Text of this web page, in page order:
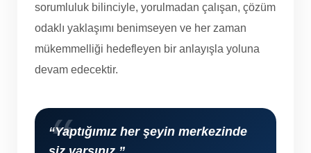
sorumluluk bilinciyle, yorulmadan çalışan, çözüm
odaklı yaklaşımı benimseyen ve her zaman
mükemmelliği hedefleyen bir anlayışla yoluna
devam edecektir.
“Yaptığımız her şeyin merkezinde